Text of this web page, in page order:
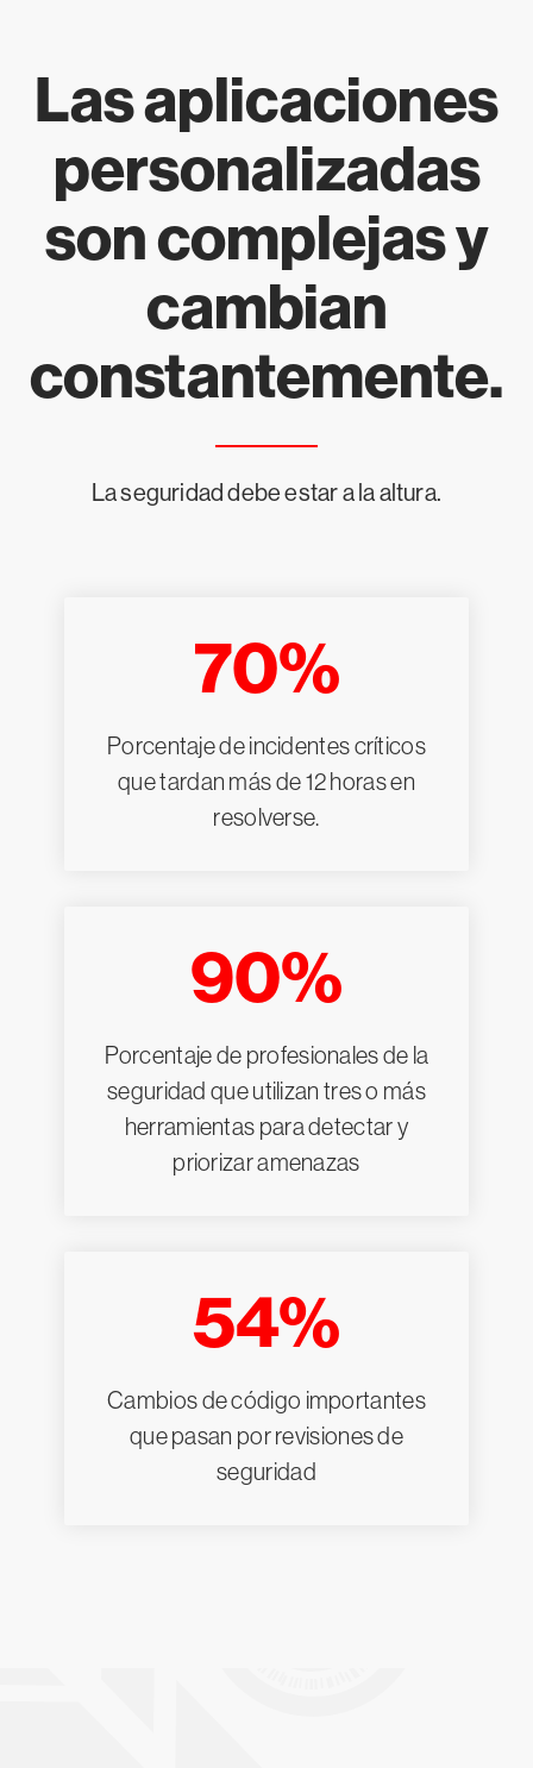
Las aplicaciones
personalizadas
son complejas y
cambian
constantemente.
La seguridad debe estar a la altura.
70%
Porcentaje de incidentes críticos
que tardan más de 12 horas en
resolverse.
90%
Porcentaje de profesionales de la
seguridad que utilizan tres o más
herramientas para detectar y
priorizar amenazas
54%
Cambios de código importantes
que pasan por revisiones de
seguridad